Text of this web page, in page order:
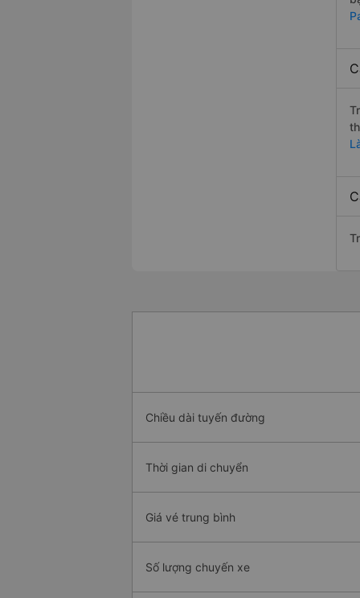
Chiều dài tuyến đường
Thời gian di chuyển
Giá vé trung bình
Số lượng chuyến xe